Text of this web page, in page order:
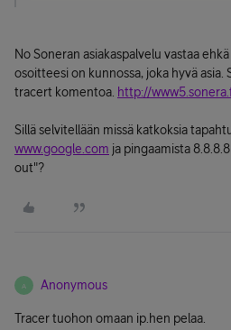
No Soneran asiakaspalvelu vastaa
osoitteesi on kunnossa, joka hyvä
tracert komentoa. http://
Sillä selvitellään missä katkoksia
www.google.com ja pingaamista
out"?
A Anonymous
Tracer tuohon omaan ip.hen pelaa.